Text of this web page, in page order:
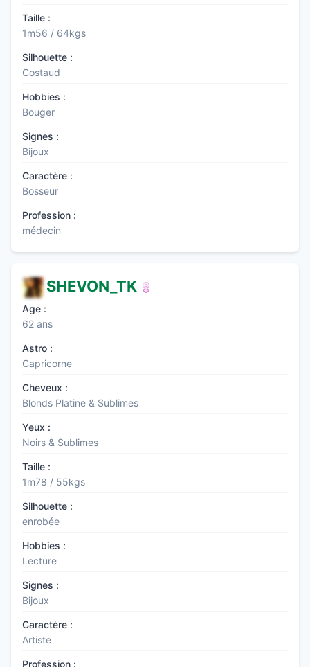
Taille :
1m56 / 64kgs
Silhouette :
Costaud
Hobbies :
Bouger
Signes :
Bijoux
Caractère :
Bosseur
Profession :
médecin
SHEVON_TK
Age :
62 ans
Astro :
Capricorne
Cheveux :
Blonds Platine & Sublimes
Yeux :
Noirs & Sublimes
Taille :
1m78 / 55kgs
Silhouette :
enrobée
Hobbies :
Lecture
Signes :
Bijoux
Caractère :
Artiste
Profession :